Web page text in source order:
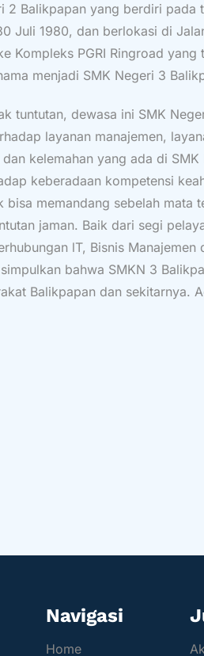
2 Balikpapan yang berdiri
1980, dan berlokasi di
PGRI Ringroad
menjadi SMK Negeri 3
tuntutan, dewasa ini SMK
layanan manajemen,
kelemahan yang ada di
keberadaan kompetensi
memandang sebelah mata
jaman. Baik dari segi
lT, Bisnis
bahwa SMKN 3
Balikpapan dan sekitarnya.
Navigasi
Home